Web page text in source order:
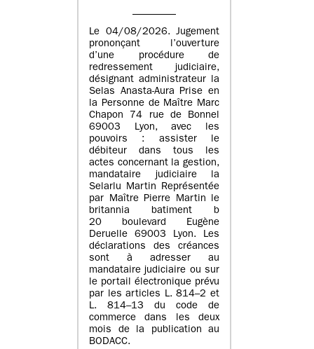
Le 04/08/2026. Jugement
prononçant l’ouverture
d’une procédure de
redressement judiciaire,
désignant administrateur la
Selas Anasta-Aura Prise en
la Personne de Maître Marc
Chapon 74 rue de Bonnel
69003 Lyon, avec les
pouvoirs : assister le
débiteur dans tous les
actes concernant la gestion,
mandataire judiciaire la
Selarlu Martin Représentée
par Maître Pierre Martin le
britannia batiment b
20 boulevard Eugène
Deruelle 69003 Lyon. Les
déclarations des créances
sont à adresser au
mandataire judiciaire ou sur
le portail électronique prévu
par les articles L. 814–2 et
L. 814–13 du code de
commerce dans les deux
mois de la publication au
BODACC.